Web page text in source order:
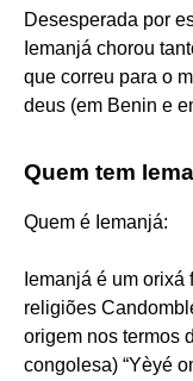
Desesperada por
Iemanjá chorou
que correu para o
deus (em Benin e
Quem tem
Quem é Iemanjá:
Iemanjá é um
religiões
origem nos termos
congolesa) “Yèyé